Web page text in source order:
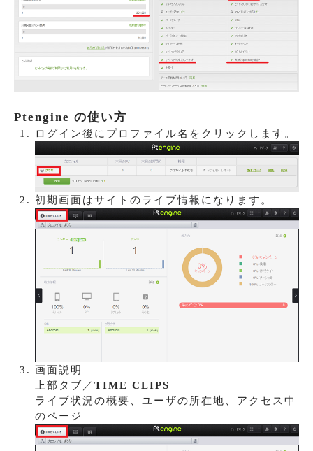
Ptengine の使い方
ログイン後にプロファイル名をクリックします。
初期画面はサイトのライブ情報になります。
画面説明
上部タブ／ TIME CLIPS
ライブ状況の概要、ユーザの所在地、アクセス中
のページ